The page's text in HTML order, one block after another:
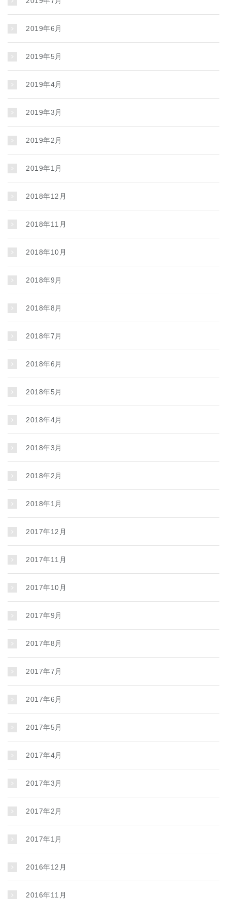
2019年6月
2019年5月
2019年4月
2019年3月
2019年2月
2019年1月
2018年12月
2018年11月
2018年10月
2018年9月
2018年8月
2018年7月
2018年6月
2018年5月
2018年4月
2018年3月
2018年2月
2018年1月
2017年12月
2017年11月
2017年10月
2017年9月
2017年8月
2017年7月
2017年6月
2017年5月
2017年4月
2017年3月
2017年2月
2017年1月
2016年12月
2016年11月